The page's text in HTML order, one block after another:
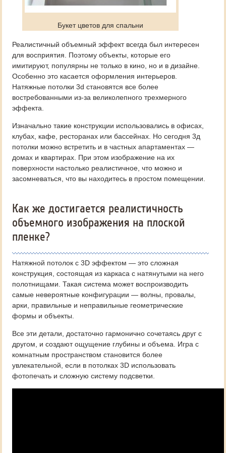
Букет цветов для спальни
Реалистичный объемный эффект всегда был интересен
для восприятия. Поэтому объекты, которые его
имитируют, популярны не только в кино, но и в дизайне.
Особенно это касается оформления интерьеров.
Натяжные потолки 3d становятся все более
востребованными из-за великолепного трехмерного
эффекта.
Изначально такие конструкции использовались в офисах,
клубах, кафе, ресторанах или бассейнах. Но сегодня 3д
потолки можно встретить и в частных апартаментах —
домах и квартирах. При этом изображение на их
поверхности настолько реалистичное, что можно и
засомневаться, что вы находитесь в простом помещении.
Как же достигается реалистичность
объемного изображения на плоской
пленке?
Натяжной потолок с 3D эффектом — это сложная
конструкция, состоящая из каркаса с натянутыми на него
полотнищами. Такая система может воспроизводить
самые невероятные конфигурации — волны, провалы,
арки, правильные и неправильные геометрические
формы и объекты.
Все эти детали, достаточно гармонично сочетаясь друг с
другом, и создают ощущение глубины и объема. Игра с
комнатным пространством становится более
увлекательной, если в потолках 3D использовать
фотопечать и сложную систему подсветки.